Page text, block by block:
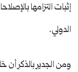
إثبات التزامها
الدولي.
ومن الجدير بالذكر أن